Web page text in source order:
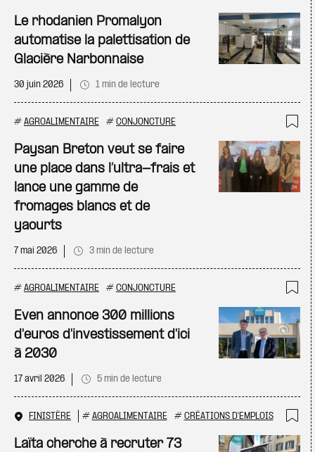
Le rhodanien Promalyon
automatise la palettisation de
Glacière Narbonnaise
30 juin 2026 1 min de lecture
# AGROALIMENTAIRE # CONJONCTURE
Paysan Breton veut se faire
une place dans l’ultra-frais et
lance une gamme de
fromages blancs et de
yaourts
7 mai 2026 3 min de lecture
# AGROALIMENTAIRE # CONJONCTURE
Even annonce 300 millions
d'euros d'investissement d'ici
à 2030
17 avril 2026 5 min de lecture
FINISTÈRE # AGROALIMENTAIRE # CRÉATIONS D'EMPLOIS
Laïta cherche à recruter 73